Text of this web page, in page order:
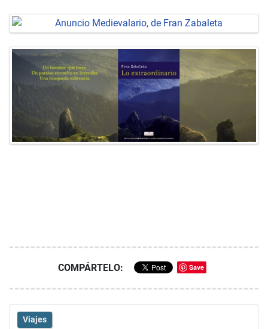
COMPÁRTELO: Save
Viajes